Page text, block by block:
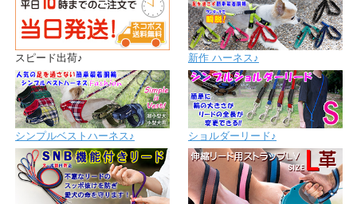
スピード出荷♪ 新作 ハーネス♪
シンプルベストハーネス♪ ショルダーリード♪